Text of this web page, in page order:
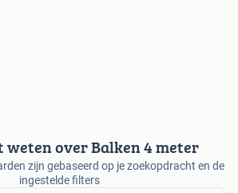
weten over Balken 4 meter
zijn gebaseerd op je zoekopdracht en de
ingestelde filters